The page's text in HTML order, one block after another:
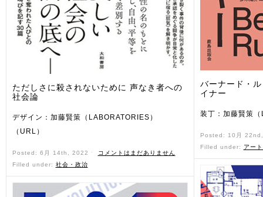
ただしさに殺されないために 声なき者への
社会論
デザイン：加藤賢策（LABORATORIES）
（URL）
Posted: 6月 14th, 2022 ˑ
コメントはまだありません
Filled under: 社会・政治
バーナード・
イナー
装丁：加藤賢策
Posted: 10月
Filled under:
アー